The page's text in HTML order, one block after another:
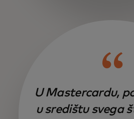
U Mastercardu,
u središtu svega